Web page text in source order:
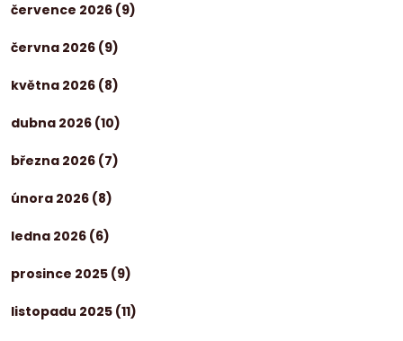
července 2026 (9)
června 2026 (9)
května 2026 (8)
dubna 2026 (10)
března 2026 (7)
února 2026 (8)
ledna 2026 (6)
prosince 2025 (9)
listopadu 2025 (11)